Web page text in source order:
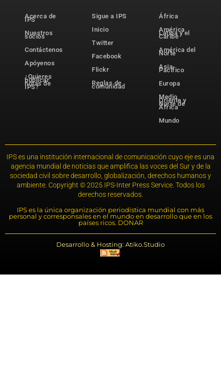
Acerca de
IPS
Nuestros
socios
Contáctenos
Apóyenos
¿Quieres
publicar
notas de
IPS?
Sigue a IPS
Inicio
Twitter
Facebook
Flickr
Reglas de
comunidad
África
América
Latina y el
Caribe
América del
Norte
Asia-
Pacífico
Europa
Medio
Oriente y
Norte de
África
Mundo
IPS es una institución internacional de comunicación cuyo eje es una
agencia mundial de noticias que amplifica las voces del Sur y de la
sociedad civil sobre desarrollo, globalización, derechos humanos y
ambiente. Copyright © 2025 IPS-Inter Press Service. Todos los
derechos reservados.
IPS es la única organización periodística mundial con más
personal y corresponsales en el mundo en desarrollo que en los
países ricos. DONAR
Desarrollo & Hosting: Atiko.Studio